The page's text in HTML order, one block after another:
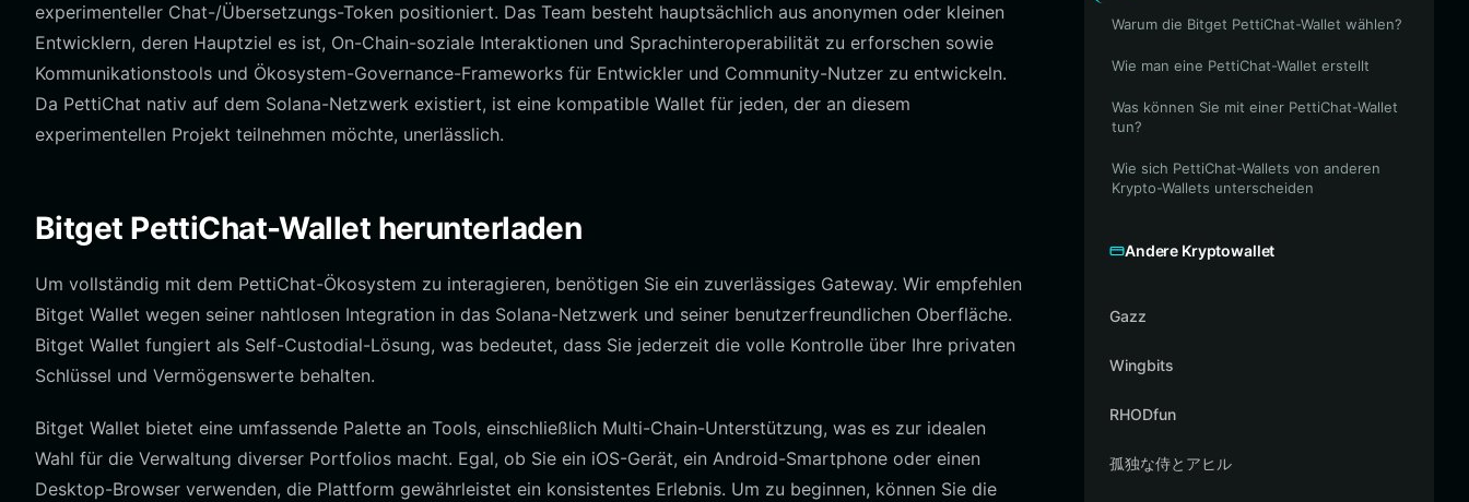
experimenteller Chat-/Übersetzungs-Token positioniert. Das Team besteht hauptsächlich aus anonymen oder kleinen
Entwicklern, deren Hauptziel es ist, On-Chain-soziale Interaktionen und Sprachinteroperabilität zu erforschen sowie
Kommunikationstools und Ökosystem-Governance-Frameworks für Entwickler und Community-Nutzer zu entwickeln.
Da PettiChat nativ auf dem Solana-Netzwerk existiert, ist eine kompatible Wallet für jeden, der an diesem
experimentellen Projekt teilnehmen möchte, unerlässlich.
Bitget PettiChat-Wallet herunterladen
Um vollständig mit dem PettiChat-Ökosystem zu interagieren, benötigen Sie ein zuverlässiges Gateway. Wir empfehlen
Bitget Wallet wegen seiner nahtlosen Integration in das Solana-Netzwerk und seiner benutzerfreundlichen Oberfläche.
Bitget Wallet fungiert als Self-Custodial-Lösung, was bedeutet, dass Sie jederzeit die volle Kontrolle über Ihre privaten
Schlüssel und Vermögenswerte behalten.
Bitget Wallet bietet eine umfassende Palette an Tools, einschließlich Multi-Chain-Unterstützung, was es zur idealen
Wahl für die Verwaltung diverser Portfolios macht. Egal, ob Sie ein iOS-Gerät, ein Android-Smartphone oder einen
Desktop-Browser verwenden, die Plattform gewährleistet ein konsistentes Erlebnis. Um zu beginnen, können Sie die
Warum die Bitget PettiChat-Wallet wählen?
Wie man eine PettiChat-Wallet erstellt
Was können Sie mit einer PettiChat-Wallet
tun?
Wie sich PettiChat-Wallets von anderen
Krypto-Wallets unterscheiden
Andere Kryptowallet
Gazz
Wingbits
RHODfun
孤独な侍とアヒル